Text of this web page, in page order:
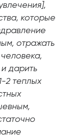
которые
отражать
дарить
2 теплых